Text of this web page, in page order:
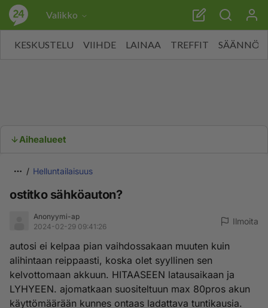
Valikko
KESKUSTELU VIIHDE LAINAA TREFFIT SÄÄNNÖT
Aihealueet
Helluntailaisuus
ostitko sähköauton?
Anonyymi-ap
2024-02-29 09:41:26
Ilmoita
autosi ei kelpaa pian vaihdossakaan muuten kuin
alihintaan reippaasti, koska olet syyllinen sen
kelvottomaan akkuun. HITAASEEN latausaikaan ja
LYHYEEN. ajomatkaan suositeltuun max 80pros akun
käyttömäärään kunnes ontaas ladattava tuntikausia.